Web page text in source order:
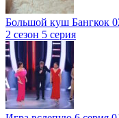
Большой куш Бангкок
2 сезон 5 серия